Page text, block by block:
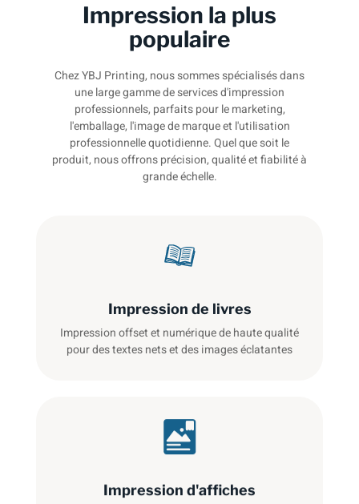
Impression la plus
populaire
Chez YBJ Printing, nous sommes spécialisés dans
une large gamme de services d'impression
professionnels, parfaits pour le marketing,
l'emballage, l'image de marque et l'utilisation
professionnelle quotidienne. Quel que soit le
produit, nous offrons précision, qualité et fiabilité à
grande échelle.
Impression de livres
Impression offset et numérique de haute qualité
pour des textes nets et des images éclatantes
Impression d'affiches